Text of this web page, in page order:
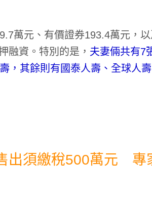
萬元、有價證券193.4萬元，
融資。特別的是， 夫妻倆共有7
，其餘則有國泰人壽、全球人壽
出須繳稅500萬元 專